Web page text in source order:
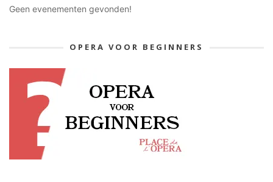
Geen evenementen gevonden!
OPERA VOOR BEGINNERS